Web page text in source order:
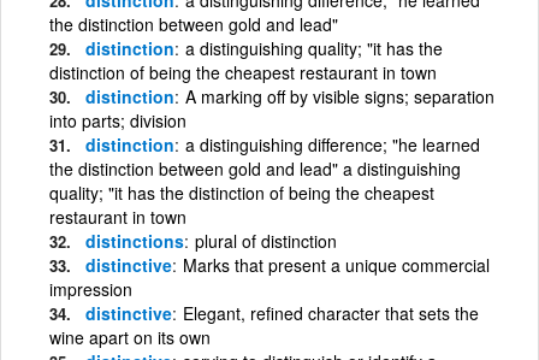
the distinction between gold and lead"
distinction a distinguishing quality; "it has the
distinction of being the cheapest restaurant in town
distinction A marking off by visible signs; separation
into parts; division
distinction a distinguishing difference; "he learned
the distinction between gold and lead" a distinguishing
quality; "it has the distinction of being the cheapest
restaurant in town
distinctions plural of distinction
distinctive Marks that present a unique commercial
impression
distinctive Elegant, refined character that sets the
wine apart on its own